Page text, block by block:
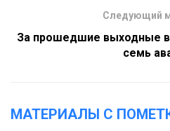
Следующий
За прошедшие выходные
семь
МАТЕРИАЛЫ С